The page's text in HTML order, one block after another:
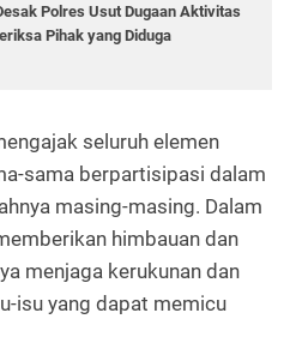
Polres Usut Dugaan Aktivitas
Pihak yang Diduga
seluruh elemen
sama berpartisipasi dalam
masing-masing. Dalam
himbauan dan
menjaga kerukunan dan
isu yang dapat memicu